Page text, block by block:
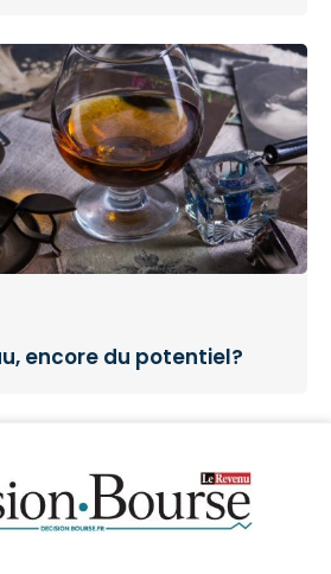
encore du potentiel?